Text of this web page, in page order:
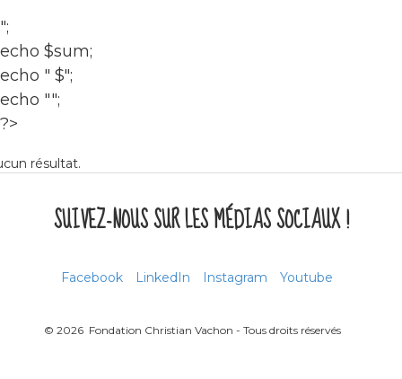
";
echo $sum;
echo " $";
echo "";
?>
résultat.
SUIVEZ-NOUS SUR LES MÉDIAS SOCIAUX !
Facebook LinkedIn Instagram Youtube
© 2026 Fondation Christian Vachon - Tous droits réservés